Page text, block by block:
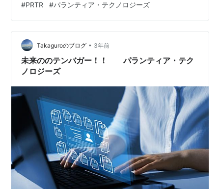
ウェアを販売している会社です。 創業者であるピータ
ー・ティールのZERO to ONEという本を読み、この会社
の株を購入しました。 単にいい技術を開発すればいい、
という本かな？と思っていたのですが、販売チャンネル
までしっかり考えられている点に驚きました。販売が重
要なのは当たり前なので…
#PRTR #パランティア・テクノロジーズ
Takaguroのブログ • 3年前
未来ののテンバガー！！ パランティア・テク
ノロジーズ